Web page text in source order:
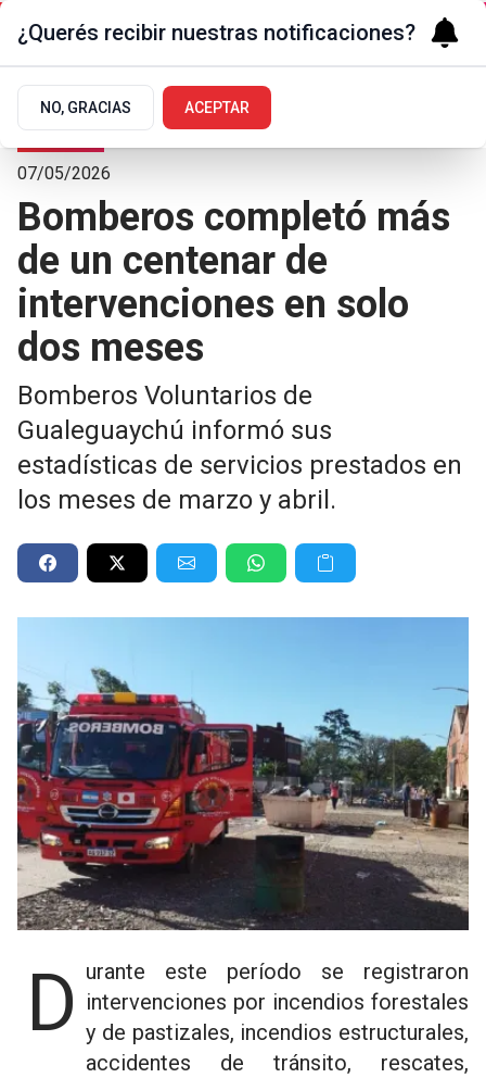
Sociedad
07/05/2026
Bomberos completó más
de un centenar de
intervenciones en solo
dos meses
Bomberos Voluntarios de
Gualeguaychú informó sus
estadísticas de servicios prestados en
los meses de marzo y abril.
Durante este período se registraron intervenciones por incendios forestales
y de pastizales, incendios estructurales,
accidentes de tránsito, rescates,
¿Querés recibir nuestras notificaciones?
NO, GRACIAS ACEPTAR